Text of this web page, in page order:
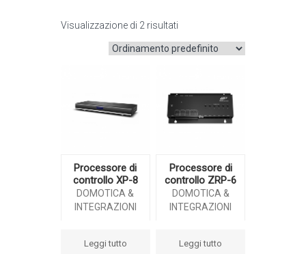
CATALOGO ONLINE
Visualizzazione di 2 risultati
Processore di
controllo XP-8
DOMOTICA &
INTEGRAZIONI
Leggi tutto
Processore di
controllo ZRP-6
DOMOTICA &
INTEGRAZIONI
Leggi tutto